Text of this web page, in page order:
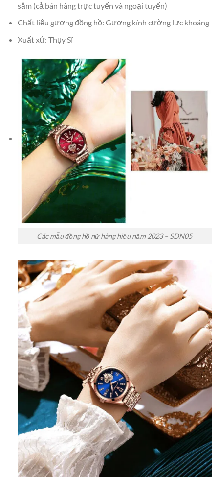
sắm (cả bán hàng trực tuyến và ngoại tuyến)
Chất liệu gương đồng hồ: Gương kính cường lực khoáng
Xuất xứ: Thụy Sĩ
Các mẫu đồng hồ nữ hàng hiệu năm 2023 – SDN05